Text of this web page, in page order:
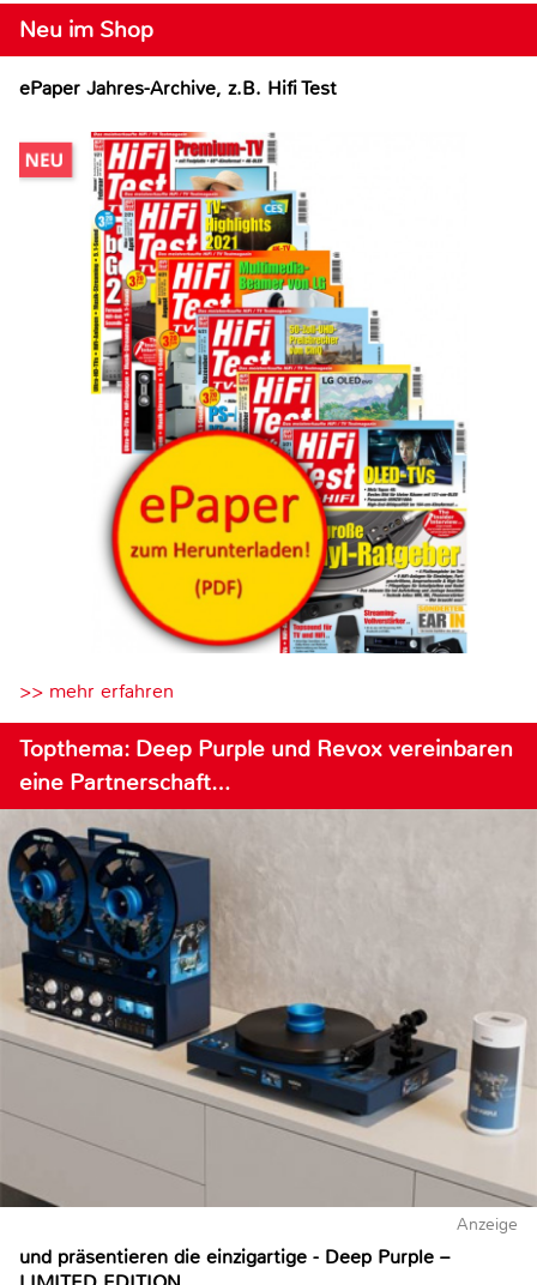
Neu im Shop
ePaper Jahres-Archive, z.B. Hifi Test
>> mehr erfahren
Topthema: Deep Purple und Revox vereinbaren
eine Partnerschaft…
Anzeige
und präsentieren die einzigartige - Deep Purple –